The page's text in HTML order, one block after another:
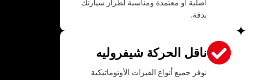
أصلية أو معتمدة ومناسبة لطراز سيارتك
بدقة.
ناقل الحركة شيفروليه
نوفر جميع أنواع القيرات الأوتوماتيكية